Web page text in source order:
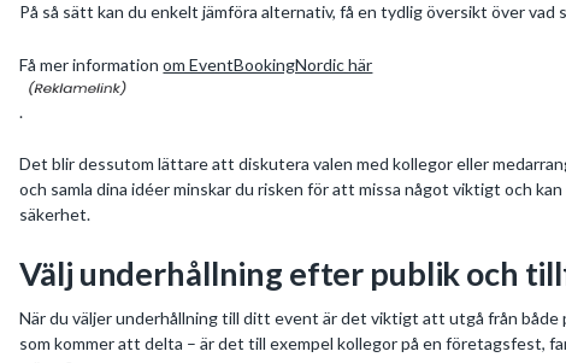
På så sätt kan du enkelt jämföra alternativ, få en tydlig översikt över
Få mer informationom EventBookingNordic här
.
Det blir dessutom lättare att diskutera valen med kollegor eller
och samla dina idéer minskar du risken för att missa något viktigt och
säkerhet.
Välj underhållning efter publik och
När du väljer underhållning till ditt event är det viktigt att utgå från både
som kommer att delta – är det till exempel kollegor på en företagsfest,